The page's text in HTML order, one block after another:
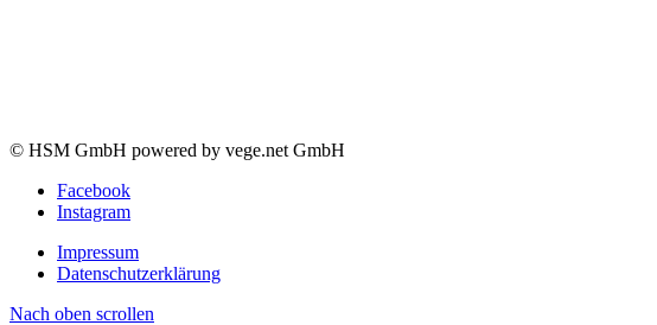
© HSM GmbH powered by vege.net GmbH
Facebook
Instagram
Impressum
Datenschutzerklärung
Nach oben scrollen